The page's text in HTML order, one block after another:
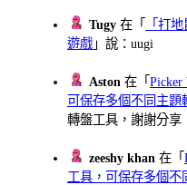
Tugy 在「
「打
遊戲 」說：uugi
Aston 在「Picker
可保存多個不同主題
轉盤工具，謝謝分享
zeeshy khan 在「
工具，可保存多個不